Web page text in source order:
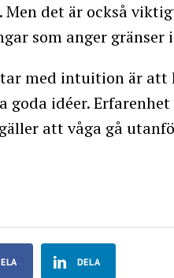
det är också
som anger gränser
med intuition är att
goda idéer.
att våga gå
DELA